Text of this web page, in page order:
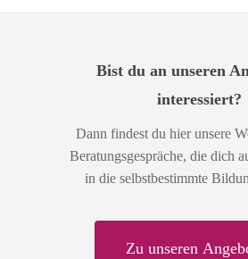
Bist du an unseren
interessiert?
Dann findest du hier unsere
Beratungsgespräche, die dich
in die selbstbestimmte
Zu unseren Angeb